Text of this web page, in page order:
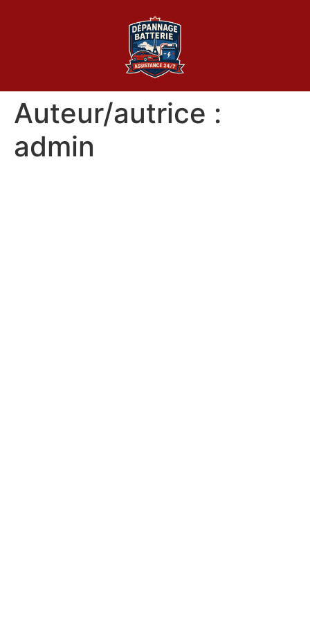
Auteur/autrice :
admin